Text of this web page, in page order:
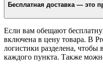
Бесплатная доставка — это
Если вам обещают
включена в цену товара. В
логистики разделена,
каждого пункта. Также